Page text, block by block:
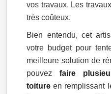
vos travaux. Les
très coûteux.
Bien entendu, cet
votre budget pour
meilleure solution de
pouvezfaire
toiture en remplissant